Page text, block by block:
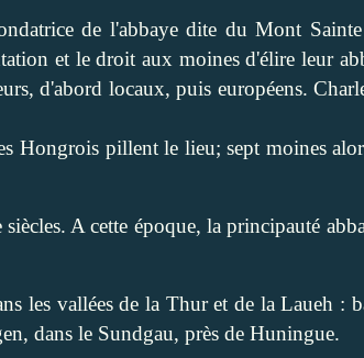
de l'abbaye dite du Mont
et le droit aux moines d'élire leur
d'abord locaux, puis européens.
Hongrois pillent le lieu; sept moines
A cette époque, la principauté
les vallées de la Thur et de la Laueh :
dans le Sundgau, près de Huningue.